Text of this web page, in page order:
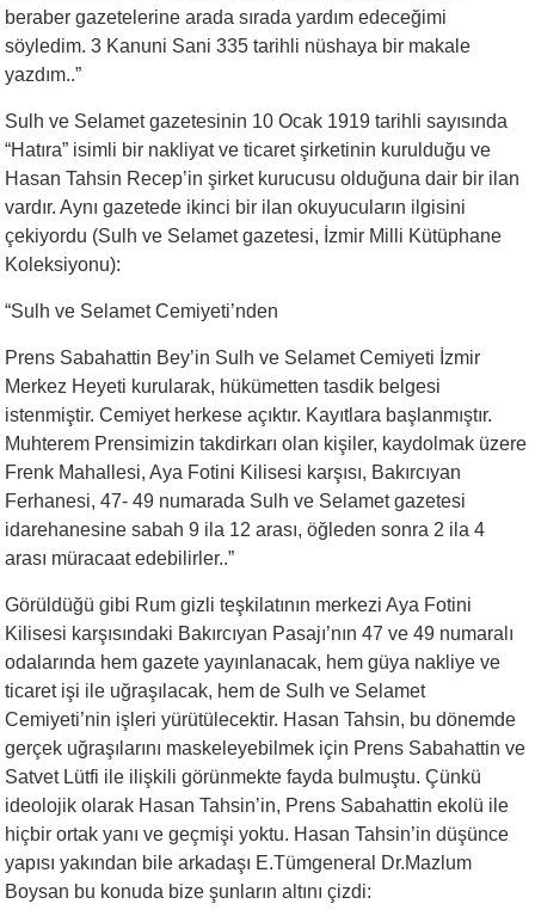
beraber gazetelerine arada sırada yardım edeceğimi
söyledim. 3 Kanuni Sani 335 tarihli nüshaya bir makale
yazdım..”
Sulh ve Selamet gazetesinin 10 Ocak 1919 tarihli sayısında
“Hatıra” isimli bir nakliyat ve ticaret şirketinin kurulduğu ve
Hasan Tahsin Recep’in şirket kurucusu olduğuna dair bir ilan
vardır. Aynı gazetede ikinci bir ilan okuyucuların ilgisini
çekiyordu (Sulh ve Selamet gazetesi, İzmir Milli Kütüphane
Koleksiyonu):
“Sulh ve Selamet Cemiyeti’nden
Prens Sabahattin Bey’in Sulh ve Selamet Cemiyeti İzmir
Merkez Heyeti kurularak, hükümetten tasdik belgesi
istenmiştir. Cemiyet herkese açıktır. Kayıtlara başlanmıştır.
Muhterem Prensimizin takdirkarı olan kişiler, kaydolmak üzere
Frenk Mahallesi, Aya Fotini Kilisesi karşısı, Bakırcıyan
Ferhanesi, 47- 49 numarada Sulh ve Selamet gazetesi
idarehanesine sabah 9 ila 12 arası, öğleden sonra 2 ila 4
arası müracaat edebilirler..”
Görüldüğü gibi Rum gizli teşkilatının merkezi Aya Fotini
Kilisesi karşısındaki Bakırcıyan Pasajı’nın 47 ve 49 numaralı
odalarında hem gazete yayınlanacak, hem güya nakliye ve
ticaret işi ile uğraşılacak, hem de Sulh ve Selamet
Cemiyeti’nin işleri yürütülecektir. Hasan Tahsin, bu dönemde
gerçek uğraşılarını maskeleyebilmek için Prens Sabahattin ve
Satvet Lütfi ile ilişkili görünmekte fayda bulmuştu. Çünkü
ideolojik olarak Hasan Tahsin’in, Prens Sabahattin ekolü ile
hiçbir ortak yanı ve geçmişi yoktu. Hasan Tahsin’in düşünce
yapısı yakından bile arkadaşı E.Tümgeneral Dr.Mazlum
Boysan bu konuda bize şunların altını çizdi: